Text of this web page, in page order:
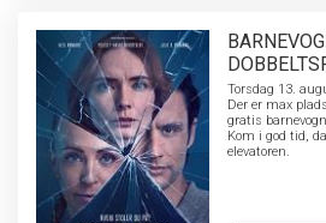
Torsdag 13.
Der er max
gratis
Kom i god tid,
elevatoren.